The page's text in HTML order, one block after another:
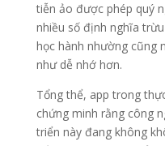
tiễn ảo được phép quý
nhiều số định nghĩa
học hành nhường cũng
như dễ nhớ hơn.
Tổng thể, app trong
chứng minh rằng công
triển này đang không